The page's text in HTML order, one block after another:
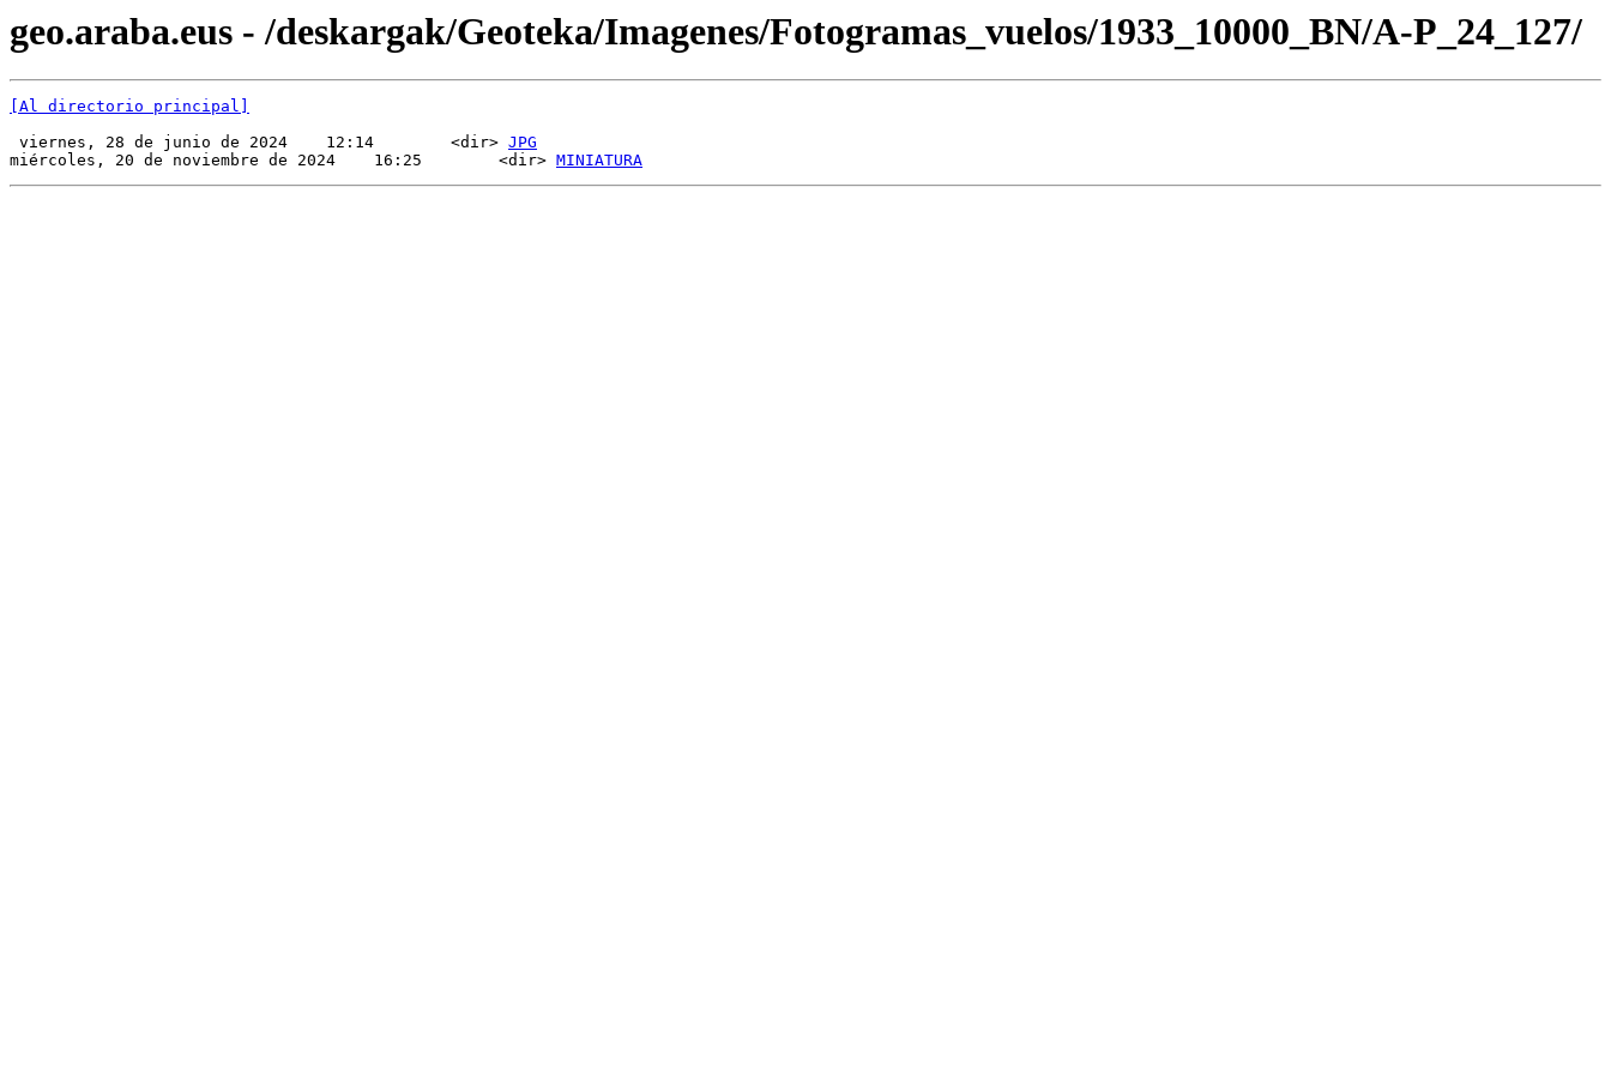
geo.araba.eus - /deskargak/Geoteka/Imagenes/Fotogramas_vuelos/1933_10000_BN/A-P_24_127/
[Al directorio principal]
viernes, 28 de junio de 2024    12:14        <dir> JPG
miércoles, 20 de noviembre de 2024    16:25        <dir> MINIATURA